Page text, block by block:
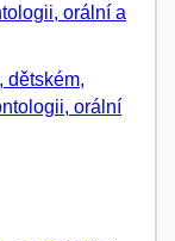
orální a
dětském,
orální